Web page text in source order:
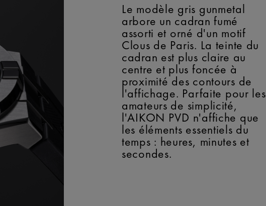
Le modèle gris gunmetal
arbore un cadran fumé
assorti et orné d'un motif
Clous de Paris. La teinte du
cadran est plus claire au
centre et plus foncée à
proximité des contours de
l'affichage. Parfaite pour les
amateurs de simplicité,
l'AIKON PVD n'affiche que
les éléments essentiels du
temps : heures, minutes et
secondes.